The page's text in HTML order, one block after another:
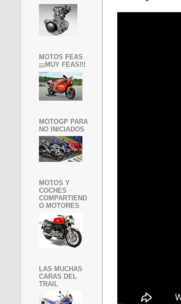
MOTOS FEAS
¡¡¡MUY FEAS!!!
MOTOGP PARA
NO INICIADOS
MOTOS Y
COCHES
COMPARTIEND
O MOTORES
LAS MUCHAS
CARAS DEL
TRAIL